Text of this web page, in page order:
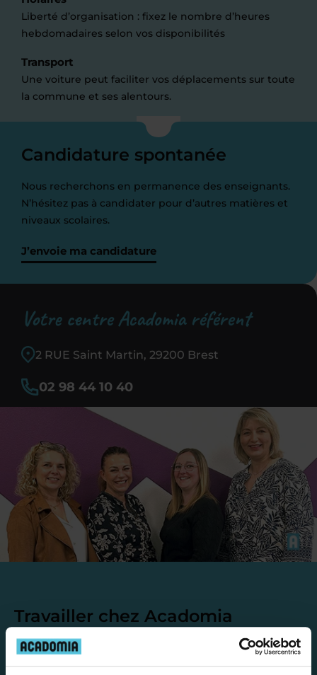
Liberté d’organisation : fixez le nombre d’heures
hebdomadaires selon vos disponibilités
Transport
Une voiture peut faciliter vos déplacements sur toute
la commune et ses alentours.
Candidature spontanée
Nous recherchons en permanence des enseignants.
N’hésitez pas à candidater pour d’autres matières et
niveaux scolaires.
J’envoie ma candidature
Votre centre Acadomia référent
2 RUE Saint Martin, 29200 Brest
02 98 44 10 40
Travailler chez Acadomia
présente de
avantages